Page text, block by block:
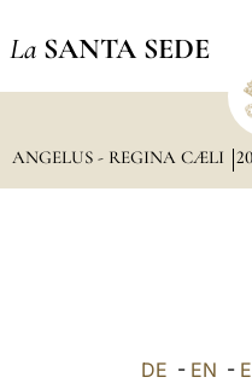
La SANTA SEDE
ANGELUS - REGINA CÆLI
DE - EN -